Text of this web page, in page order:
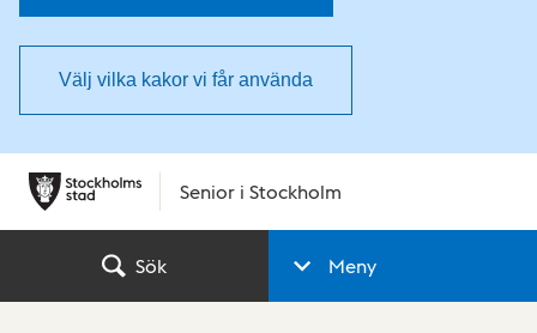
Välj vilka kakor vi får använda
Senior i Stockholm
Sök Meny